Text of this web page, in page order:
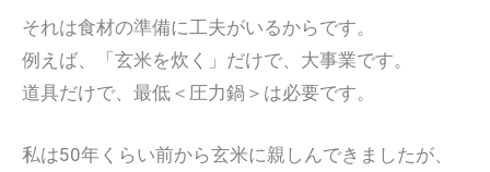
それは食材の準備に工夫がいるからです。
例えば、「玄米を炊く」だけで、大事業です。
道具だけで、最低＜圧力鍋＞は必要です。
私は50年くらい前から玄米に親しんできましたが、